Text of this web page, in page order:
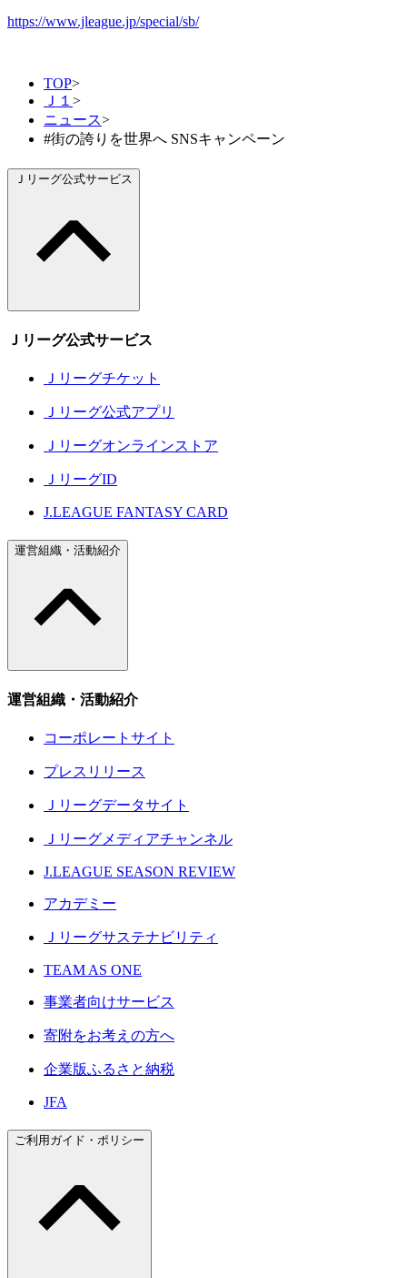
https://www.jleague.jp/special/sb/
TOP>
Ｊ１ >
ニュース>
#街の誇りを世界へ SNSキャンペーン
Ｊリーグ公式サービス
Ｊリーグ公式サービス
Ｊリーグチケット
Ｊリーグ公式アプリ
Ｊリーグオンラインストア
ＪリーグID
J.LEAGUE FANTASY CARD
運営組織・活動紹介
運営組織・活動紹介
コーポレートサイト
プレスリリース
Ｊリーグデータサイト
Ｊリーグメディアチャンネル
J.LEAGUE SEASON REVIEW
アカデミー
Ｊリーグサステナビリティ
TEAM AS ONE
事業者向けサービス
寄附をお考えの方へ
企業版ふるさと納税
JFA
ご利用ガイド・ポリシー